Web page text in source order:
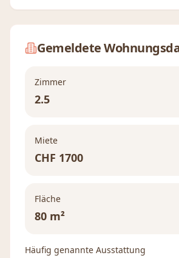
Gemeldete
Zimmer
2.5
Miete
CHF 1700
Fläche
80 m²
Häufig genannte Ausstattung